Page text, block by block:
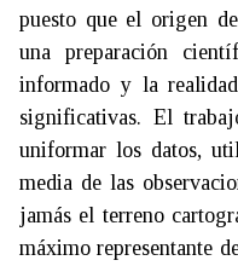
puesto que el origen
una preparación
informado y la
significativas. El
uniformar los datos,
media de las
jamás el terreno
máximo representante